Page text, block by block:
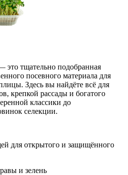
это тщательно подобранная
посевного материала для
Здесь вы найдёте всё для
крепкой рассады и богатого
классики до
селекции.
для открытого и защищённого
и зелень